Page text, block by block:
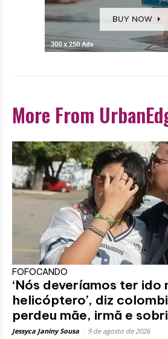
More From
FOFOCANDO
‘Nós deveríamos ter ido
helicóptero’, diz
perdeu mãe, irmã e
Jessyca Janiny Sousa 9 de agosto de 2026